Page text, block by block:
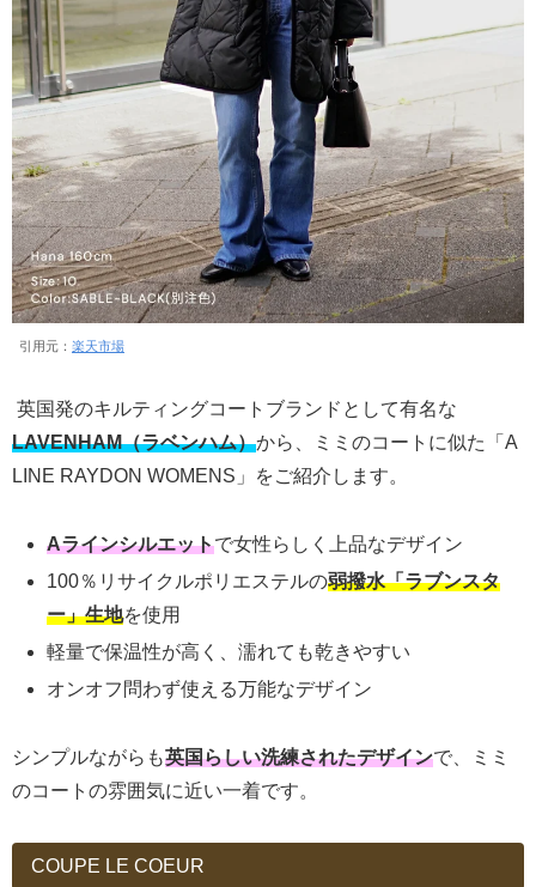
引用元： 楽天市場
英国発のキルティングコートブランドとして有名な
LAVENHAM（ラベンハム）から、ミミのコートに似た「A
LINE RAYDON WOMENS」をご紹介します。
Aラインシルエットで女性らしく上品なデザイン
100％リサイクルポリエステルの弱撥水「ラブンスタ
ー」生地を使用
軽量で保温性が高く、濡れても乾きやすい
オンオフ問わず使える万能なデザイン
シンプルながらも英国らしい洗練されたデザインで、ミミ
のコートの雰囲気に近い一着です。
COUPE LE COEUR